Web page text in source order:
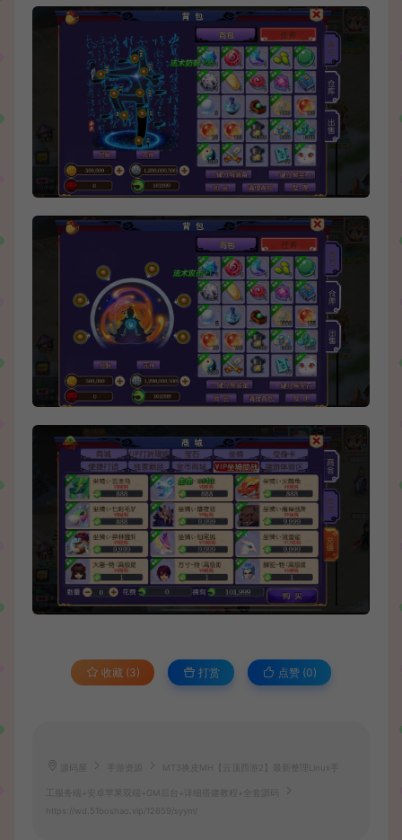
收藏 (3) 打赏 点赞 (0)
手游资源 MT3换皮MH【云顶西游2】最新整理Linux手
工服务端+安卓苹果双端+GM后台+详细搭建教程+全套源码
https://wd.51boshao.vip/12659/syym/